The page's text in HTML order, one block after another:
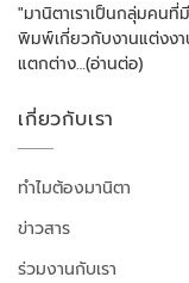
"มานิตาเราเป็นกลุ่มคนที่
พิมพ์เกี่ยวกับงานแต่งงา
แตกต่าง…(อ่านต่อ)
เกี่ยวกับเรา
ทำไมต้องมานิตา
ข่าวสาร
ร่วมงานกับเรา